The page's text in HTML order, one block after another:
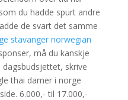
du hadde spurt andre
de svart det samme
stavanger norwegian
må du kanskje
skrive
thai damer i norge
6.000,- til 17.000,-